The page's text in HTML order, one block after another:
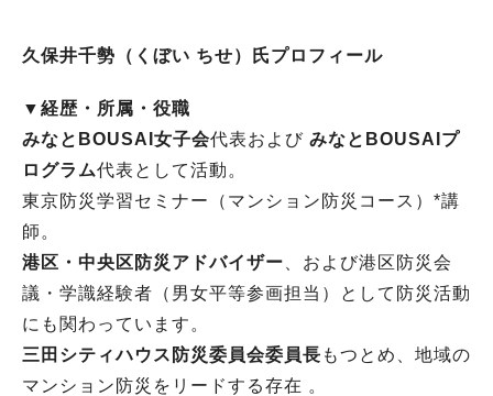
久保井千勢（くぼい ちせ）氏プロフィール
▼経歴・所属・役職
みなとBOUSAI女子会代表および みなとBOUSAIプ
ログラム代表として活動 。
東京防災学習セミナー（マンション防災コース）*講
師 。
港区・中央区防災アドバイザー 、および港区防災会
議・学識経験者（男女平等参画担当）として防災活動
にも関わっています 。
三田シティハウス防災委員会委員長 もつとめ、地域の
マンション防災をリードする存在 。